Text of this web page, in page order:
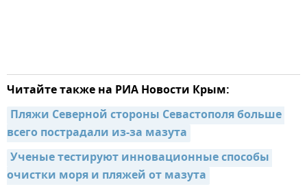
Читайте также на РИА Новости Крым:
Пляжи Северной стороны Севастополя больше
всего пострадали из-за мазута
Ученые тестируют инновационные способы
очистки моря и пляжей от мазута